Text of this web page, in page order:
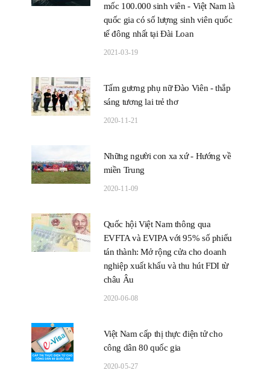
mốc 100.000 sinh viên - Việt Nam là
quốc gia có số lượng sinh viên quốc
tế đông nhất tại Đài Loan
2021-03-19
Tấm gương phụ nữ Đào Viên - thắp
sáng tương lai trẻ thơ
2020-11-21
Những người con xa xứ - Hướng về
miền Trung
2020-11-09
Quốc hội Việt Nam thông qua
EVFTA và EVIPA với 95% số phiếu
tán thành: Mở rộng cửa cho doanh
nghiệp xuất khẩu và thu hút FDI từ
châu Âu
2020-06-08
Việt Nam cấp thị thực điện tử cho
công dân 80 quốc gia
2020-05-27